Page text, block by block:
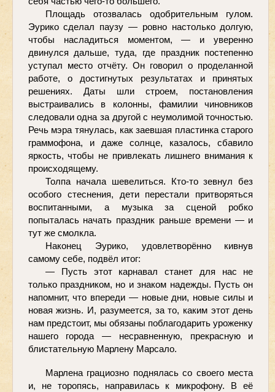
Площадь отозвалась одобрительным гулом.
Эурико сделал паузу — ровно настолько долгую,
чтобы насладиться моментом, — и уверенно
двинулся дальше, туда, где праздник постепенно
уступал место отчёту. Он говорил о проделанной
работе, о достигнутых результатах и принятых
решениях. Даты шли строем, постановления
выстраивались в колонны, фамилии чиновников
следовали одна за другой с неумолимой точностью.
Речь мэра тянулась, как заевшая пластинка старого
граммофона, и даже солнце, казалось, сбавило
яркость, чтобы не привлекать лишнего внимания к
происходящему.
Толпа начала шевелиться. Кто-то зевнул без
особого стеснения, дети перестали притворяться
воспитанными, а музыка за сценой робко
попыталась начать праздник раньше времени — и
тут же смолкла.
Наконец Эурико, удовлетворённо кивнув
самому себе, подвёл итог:
— Пусть этот карнавал станет для нас не
только праздником, но и знаком надежды. Пусть он
напомнит, что впереди — новые дни, новые силы и
новая жизнь. И, разумеется, за то, каким этот день
нам предстоит, мы обязаны поблагодарить уроженку
нашего города — несравненную, прекрасную и
блистательную Марлену Марсало.
Марлена грациозно поднялась со своего места
и, не торопясь, направилась к микрофону. В её